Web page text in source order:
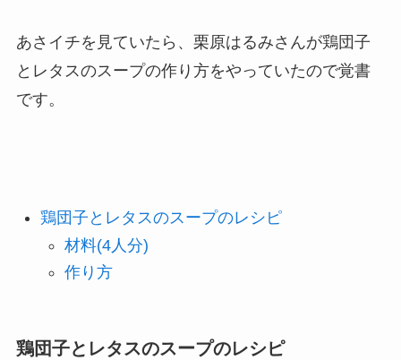
あさイチを見ていたら、栗原はるみさんが鶏団子
とレタスのスープの作り方をやっていたので覚書
です。
鶏団子とレタスのスープのレシピ
材料(4人分)
作り方
鶏団子とレタスのスープのレシピ